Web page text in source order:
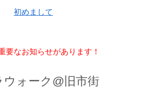
初めまして
要なお知らせがあります！
ウォーク@旧市街